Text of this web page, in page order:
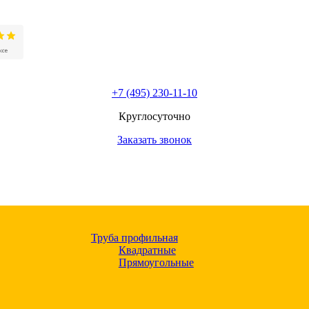
+7 (495) 230-11-10
Круглосуточно
Заказать звонок
Труба профильная
Квадратные
Прямоугольные